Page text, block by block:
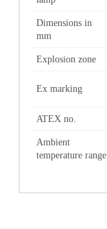
Dimensions in
mm
Explosion zone
Ex marking
ATEX no.
Ambient
temperature range